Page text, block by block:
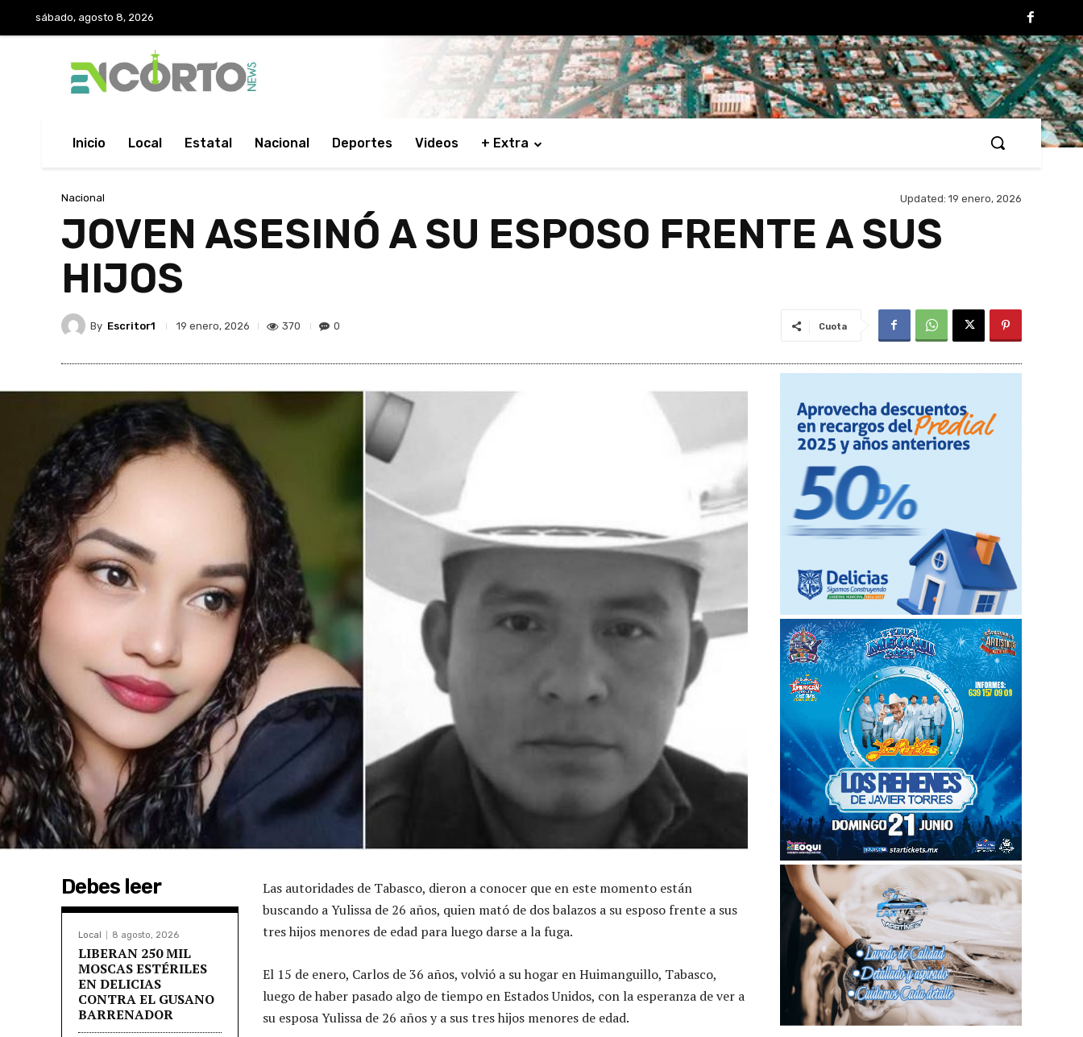
sábado, agosto 8, 2026
Inicio Local Estatal Nacional Deportes Videos + Extra
Nacional Updated: 19 enero, 2026
JOVEN ASESINÓ A SU ESPOSO FRENTE A SUS
HIJOS
By Escritor1 19 enero, 2026 370 0 Cuota
Debes leer
Local 8 agosto, 2026
LIBERAN 250 MIL
MOSCAS ESTÉRILES
EN DELICIAS
CONTRA EL GUSANO
BARRENADOR
Las autoridades de Tabasco, dieron a conocer que en este momento están
buscando a Yulissa de 26 años, quien mató de dos balazos a su esposo frente a sus
tres hijos menores de edad para luego darse a la fuga.
El 15 de enero, Carlos de 36 años, volvió a su hogar en Huimanguillo, Tabasco,
luego de haber pasado algo de tiempo en Estados Unidos, con la esperanza de ver a
su esposa Yulissa de 26 años y a sus tres hijos menores de edad.